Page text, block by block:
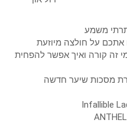
תרתי משמע
זה קורה ואיך אפשר להפחית
מסכות שיער חדשה